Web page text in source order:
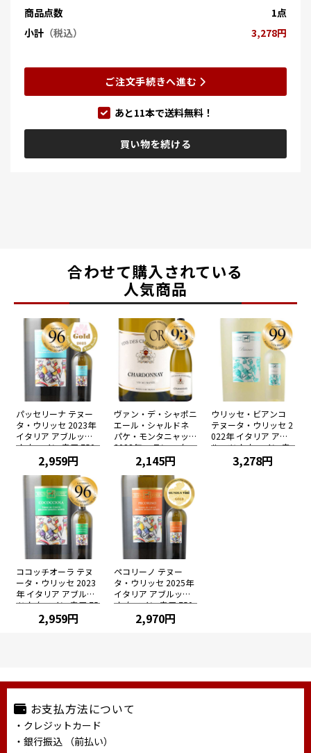
商品点数
1点
小計 （税込） 3,278円
ご注文手続きへ進む
あと11本で送料無料！
買い物を続ける
合わせて購入されている
人気商品
パッセリーナ テヌー
タ・ウリッセ 2023年
イタリア アブルッツ
オ 白ワイン 辛口 750
2,959円
ヴァン・デ・シャポニ
エール・シャルドネ
パケ・モンタニャック
2023年 フランス 白ワ
イン 辛口 750ml
2,145円
ウリッセ・ビアンコ
テヌータ・ウリッセ 2
022年 イタリア アブ
ルッツオ 白ワイン 辛
口 750ml3,278円
ココッチオーラ テヌ
ータ・ウリッセ 2023
年 イタリア アブルッ
ツオ 白ワイン 辛口 75
2,959円
ペコリーノ テヌー
タ・ウリッセ 2025年
イタリア アブルッツ
オ 白ワイン 辛口 750
2,970円
お支払方法について
・クレジットカード
・銀行振込 （前払い）